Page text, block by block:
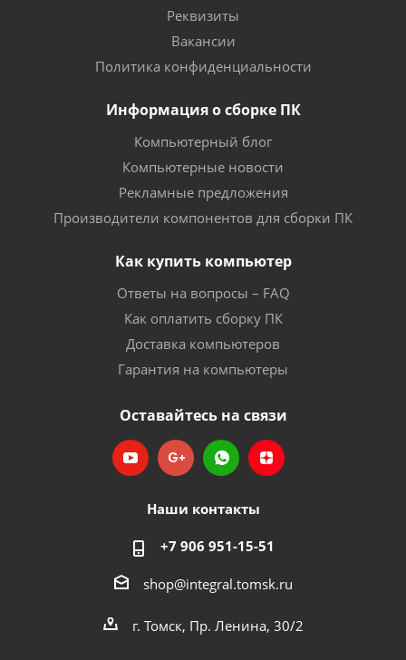
Реквизиты
Вакансии
Политика конфиденциальности
Информация о сборке ПК
Компьютерный блог
Компьютерные новости
Рекламные предложения
Производители компонентов для сборки ПК
Как купить компьютер
Ответы на вопросы – FAQ
Как оплатить сборку ПК
Доставка компьютеров
Гарантия на компьютеры
Оставайтесь на связи
Наши контакты
+7 906 951-15-51
shop@integral.tomsk.ru
г. Томск, Пр. Ленина, 30/2